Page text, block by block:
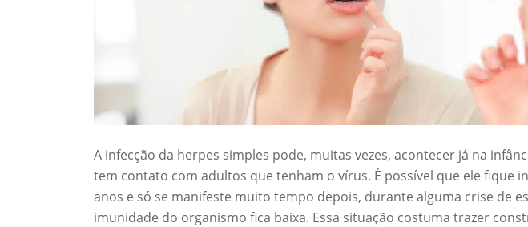
A infecção da herpes simples pode, muitas vezes, acontecer já na
tem contato com adultos que tenham o vírus. É possível que ele fique
anos e só se manifeste muito tempo depois, durante alguma crise de
imunidade do organismo fica baixa. Essa situação costuma trazer